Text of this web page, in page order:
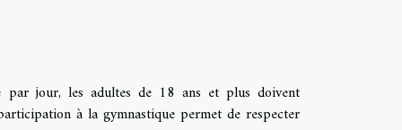
par jour, les adultes de 18 ans et plus doivent
à la gymnastique permet de respecter